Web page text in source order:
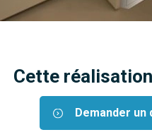
Cette
Demander